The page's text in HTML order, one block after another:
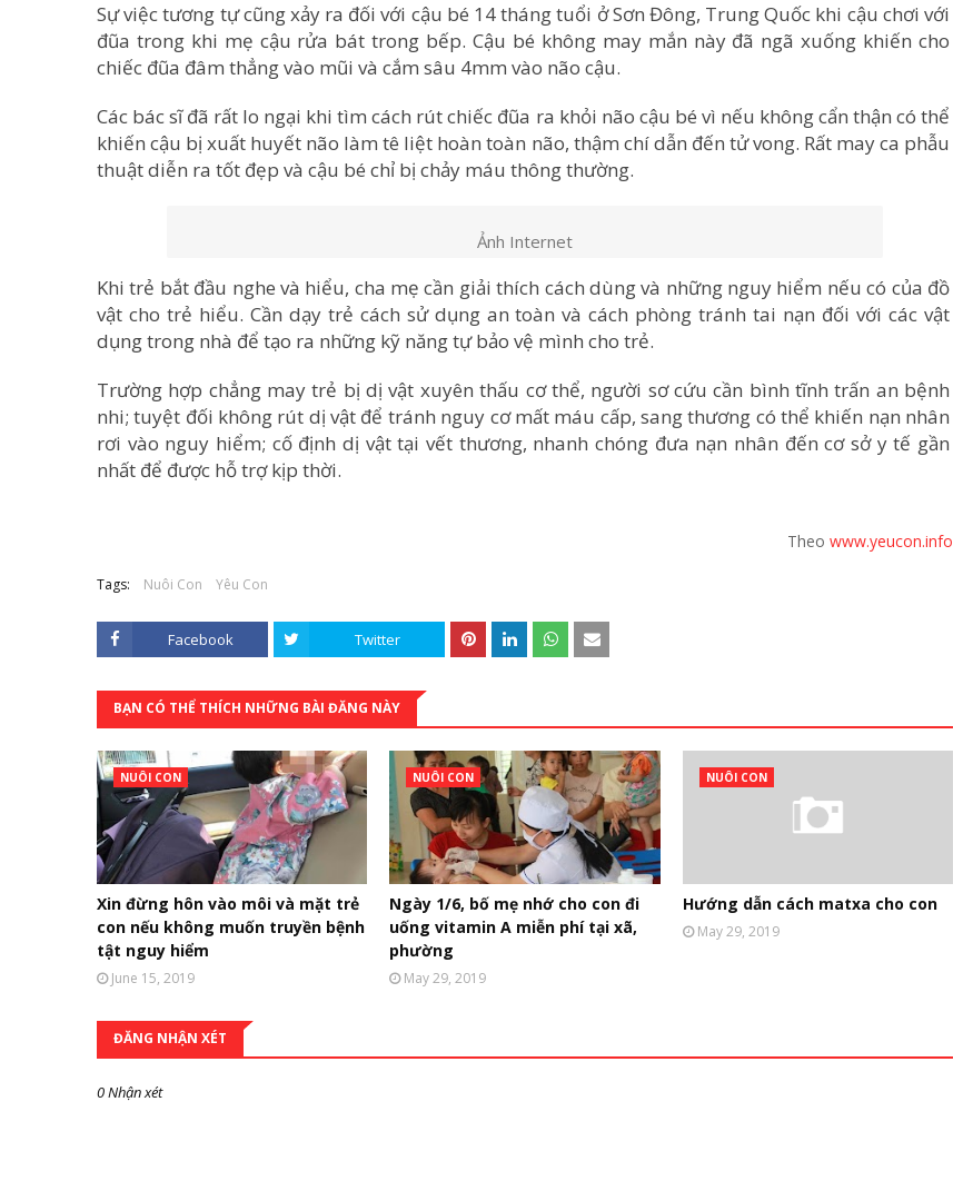
Sự việc tương tự cũng xảy ra đối với cậu bé 14 tháng tuổi ở Sơn Đông, Trung Quốc khi cậu chơi với
đũa trong khi mẹ cậu rửa bát trong bếp. Cậu bé không may mắn này đã ngã xuống khiến cho
chiếc đũa đâm thẳng vào mũi và cắm sâu 4mm vào não cậu.
Các bác sĩ đã rất lo ngại khi tìm cách rút chiếc đũa ra khỏi não cậu bé vì nếu không cẩn thận có thể
khiến cậu bị xuất huyết não làm tê liệt hoàn toàn não, thậm chí dẫn đến tử vong. Rất may ca phẫu
thuật diễn ra tốt đẹp và cậu bé chỉ bị chảy máu thông thường.
Ảnh Internet
Khi trẻ bắt đầu nghe và hiểu, cha mẹ cần giải thích cách dùng và những nguy hiểm nếu có của đồ
vật cho trẻ hiểu. Cần dạy trẻ cách sử dụng an toàn và cách phòng tránh tai nạn đối với các vật
dụng trong nhà để tạo ra những kỹ năng tự bảo vệ mình cho trẻ.
Trường hợp chẳng may trẻ bị dị vật xuyên thấu cơ thể, người sơ cứu cần bình tĩnh trấn an bệnh
nhi; tuyệt đối không rút dị vật để tránh nguy cơ mất máu cấp, sang thương có thể khiến nạn nhân
rơi vào nguy hiểm; cố định dị vật tại vết thương, nhanh chóng đưa nạn nhân đến cơ sở y tế gần
nhất để được hỗ trợ kịp thời.
Theo www.yeucon.info
Tags: Nuôi Con Yêu Con
Facebook Twitter
BẠN CÓ THỂ THÍCH NHỮNG BÀI ĐĂNG NÀY
NUÔI CON
Xin đừng hôn vào môi và mặt trẻ
con nếu không muốn truyền bệnh
tật nguy hiểm
June 15, 2019
NUÔI CON
Ngày 1/6, bố mẹ nhớ cho con đi
uống vitamin A miễn phí tại xã,
phường
May 29, 2019
NUÔI CON
Hướng dẫn cách matxa cho con
May 29, 2019
ĐĂNG NHẬN XÉT
0 Nhận xét